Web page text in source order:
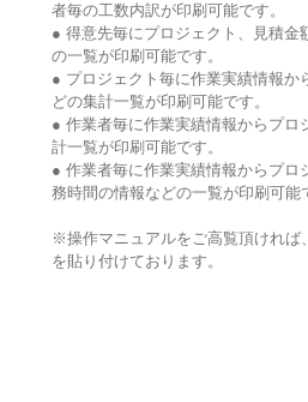
者毎の工数内訳が印刷可能です。
● 得意先毎にプロジェクト、見積金
の一覧が印刷可能です。
● プロジェクト毎に作業実績情報か
どの集計一覧が印刷可能です。
● 作業者毎に作業実績情報からプロ
計一覧が印刷可能です。
● 作業者毎に作業実績情報からプロ
務時間の情報などの一覧が印刷可能
※操作マニュアルをご高覧頂ければ
を貼り付けております。